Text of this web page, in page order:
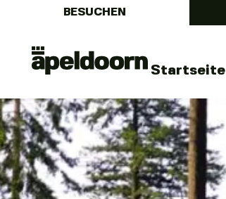
BESUCHEN
Uit
Apeldoorn
Startseite